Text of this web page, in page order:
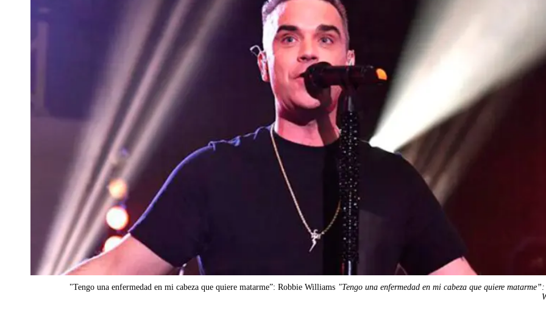
"Tengo una enfermedad en mi cabeza que quiere matarme”: Robbie Williams "Tengo una enfermedad en mi cabeza que quiere